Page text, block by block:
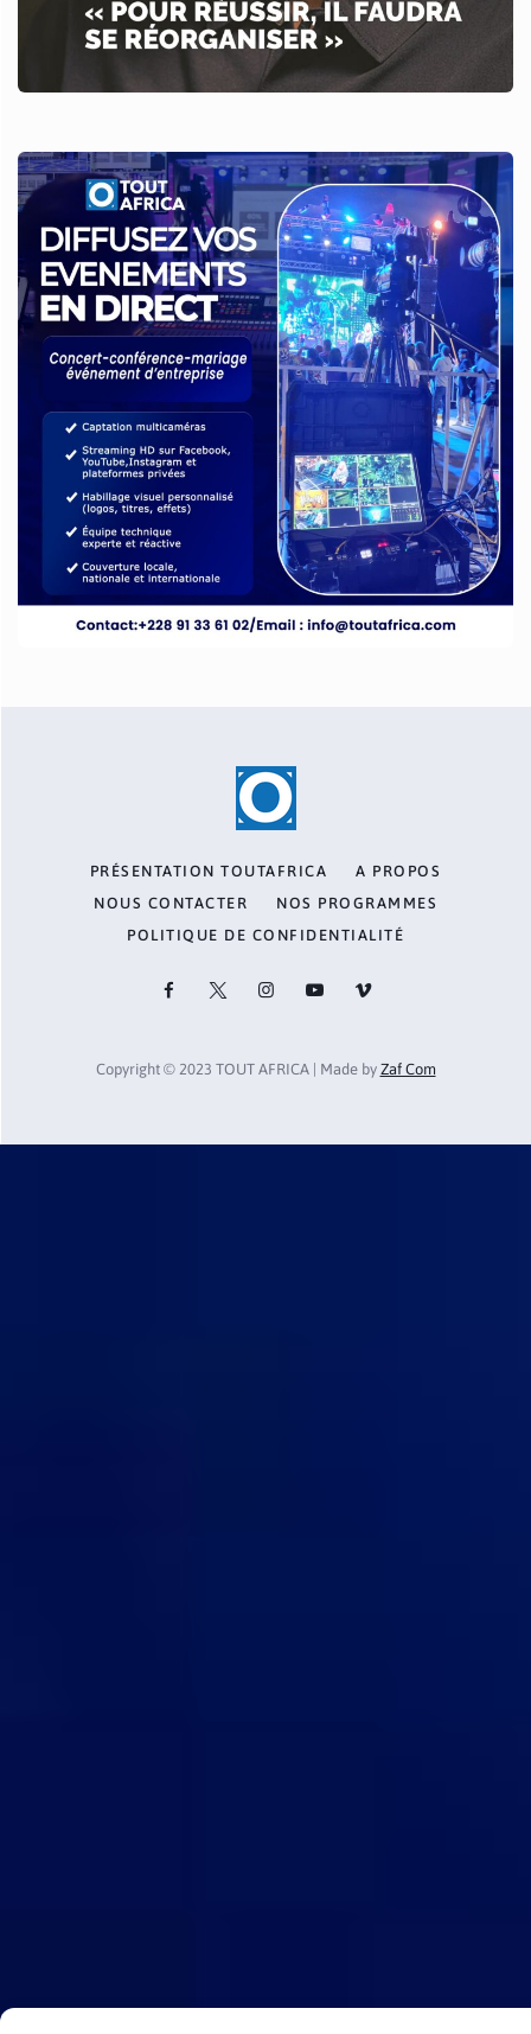
PRÉSENTATION TOUTAFRICA
A PROPOS
NOUS CONTACTER
NOS PROGRAMMES
POLITIQUE DE CONFIDENTIALITÉ
Copyright © 2023 TOUT AFRICA | Made by Zaf Com